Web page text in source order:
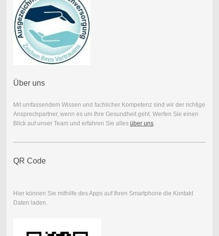
Über uns
Mit umfassendem Wissen und fachlicher Kompetenz sind wir der richtige
Ansprechpartner, wenn es um Ihre Gesundheit geht. Werfen Sie einen
Blick auf unser Team und erfahren Sie alles über uns.
QR Code
Hier können Sie mithilfe des Apps auf Ihren Smartphone die Kontakt
Daten laden.